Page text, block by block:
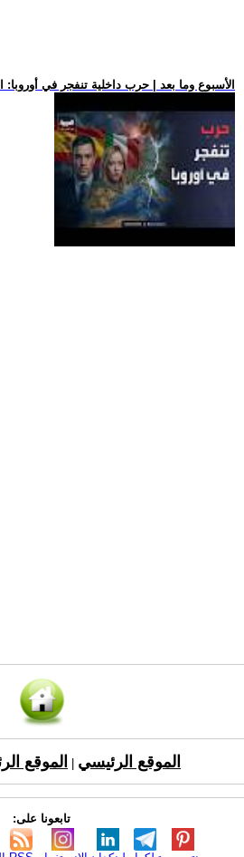
.. الأسبوع وما بعد | حرب داخلية تنفجر في أوروبا:
الموقع الرئيسي الموقع
تابعونا على: